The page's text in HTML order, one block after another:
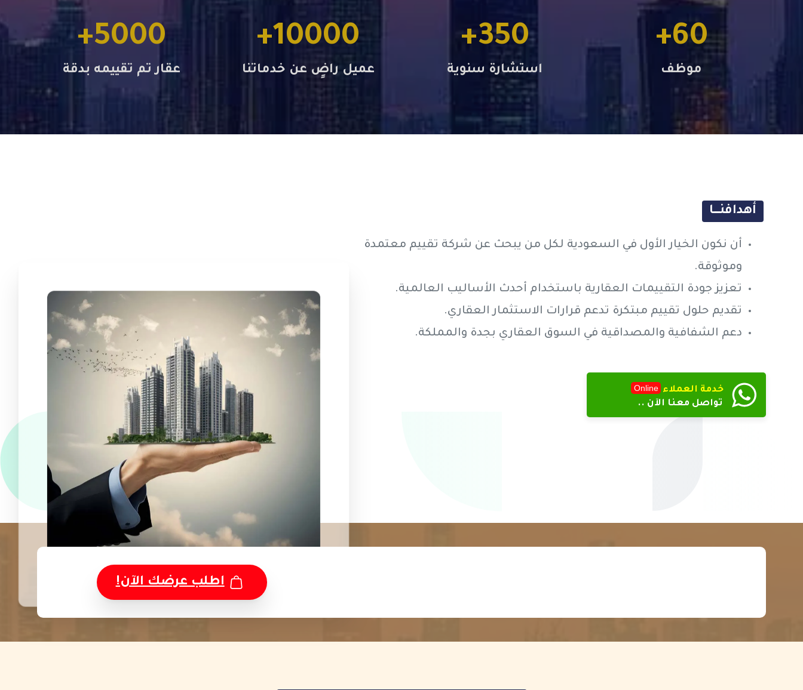
60
+
موظف
350
+
استشارة سنوية
10000
+
عميل راضٍ عن خدماتنا
5000
+
عقار تم تقييمه بدقة
أهدافنـــــا
أن نكون الخيار الأول في السعودية لكل من يبحث عن شركة تقييم معتمدة
وموثوقة.
تعزيز جودة التقييمات العقارية باستخدام أحدث الأساليب العالمية.
تقديم حلول تقييم مبتكرة تدعم قرارات الاستثمار العقاري.
دعم الشفافية والمصداقية في السوق العقاري بجدة والمملكة.
خدمة العملاء Online
تواصل معنا الآن ..
اطلب عرضك الآن!